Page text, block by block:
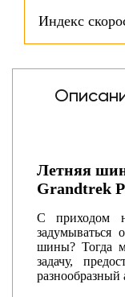
Индекс
Летняя
Grandtrek
С приходом
шины? Тогда
задачу,
разнообразный